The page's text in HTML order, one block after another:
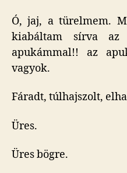
Ó, jaj, a türelmem.
kiabáltam sírva az
apukámmal!! az
vagyok.
Fáradt, túlhajszolt,
Üres.
Üres bögre.